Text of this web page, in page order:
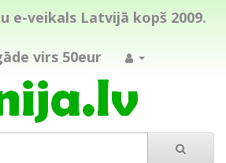
e-veikals Latvijā kopš 2009.
virs 50eur